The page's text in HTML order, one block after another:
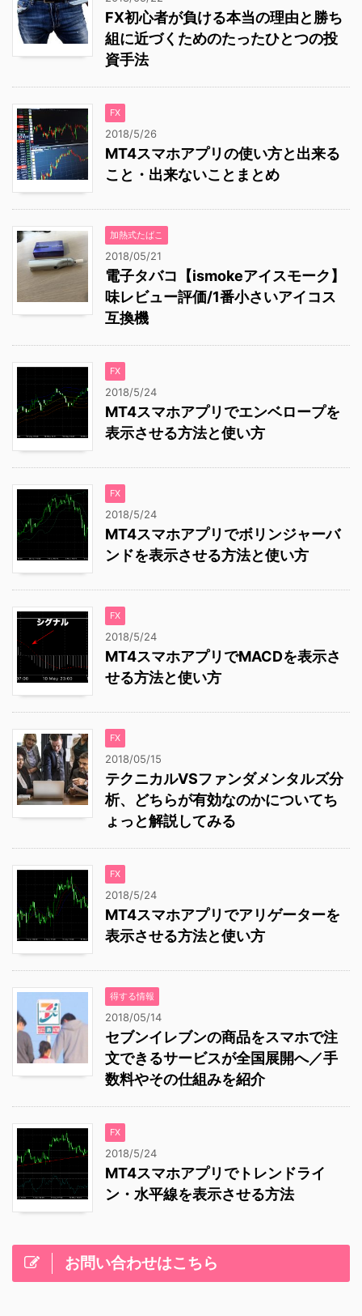
FX初心者が負ける本当の理由と勝ち
組に近づくためのたったひとつの投
資手法
FX
2018/5/26
MT4スマホアプリの使い方と出来る
こと・出来ないことまとめ
加熱式たばこ
2018/05/21
電子タバコ【ismokeアイスモーク】
味レビュー評価/1番小さいアイコス
互換機
FX
2018/5/24
MT4スマホアプリでエンベロープを
表示させる方法と使い方
FX
2018/5/24
MT4スマホアプリでボリンジャーバ
ンドを表示させる方法と使い方
FX
2018/5/24
MT4スマホアプリでMACDを表示さ
せる方法と使い方
FX
2018/05/15
テクニカルVSファンダメンタルズ分
析、どちらが有効なのかについてち
ょっと解説してみる
FX
2018/5/24
MT4スマホアプリでアリゲーターを
表示させる方法と使い方
得する情報
2018/05/14
セブンイレブンの商品をスマホで注
文できるサービスが全国展開へ／手
数料やその仕組みを紹介
FX
2018/5/24
MT4スマホアプリでトレンドライ
ン・水平線を表示させる方法
お問い合わせはこちら